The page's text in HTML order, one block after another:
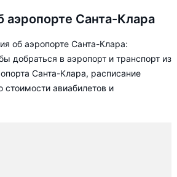
аэропорте Санта-Клара
об аэропорте Санта-Клара:
добраться в аэропорт и транспорт из
Санта-Клара, расписание
авиабилетов и